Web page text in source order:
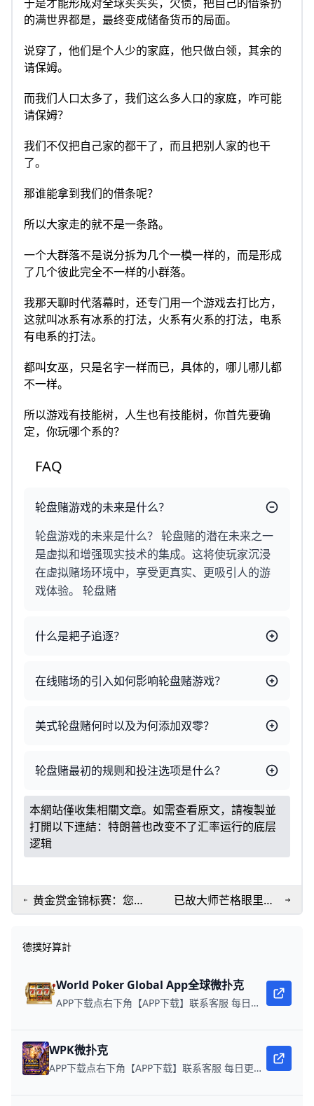
的满世界都是，最终变成储备货币的局面。
说穿了，他们是个人少的家庭，他只做白领，其余的
请保姆。
而我们人口太多了，我们这么多人口的家庭，咋可能
请保姆？
我们不仅把自己家的都干了，而且把别人家的也干
了。
那谁能拿到我们的借条呢？
所以大家走的就不是一条路。
一个大群落不是说分拆为几个一模一样的，而是形成
了几个彼此完全不一样的小群落。
我那天聊时代落幕时，还专门用一个游戏去打比方，
这就叫冰系有冰系的打法，火系有火系的打法，电系
有电系的打法。
都叫女巫，只是名字一样而已，具体的，哪儿哪儿都
不一样。
所以游戏有技能树，人生也有技能树，你首先要确
定，你玩哪个系的？
FAQ
轮盘赌游戏的未来是什么？
轮盘游戏的未来是什么？ 轮盘赌的潜在未来之一
是虚拟和增强现实技术的集成。这将使玩家沉浸
在虚拟赌场环境中，享受更真实、更吸引人的游
戏体验。 轮盘赌
什么是耙子追逐？
在线赌场的引入如何影响轮盘赌游戏？
美式轮盘赌何时以及为何添加双零？
轮盘赌最初的规则和投注选项是什么？
本網站僅收集相關文章。如需查看原文，請複製並
打開以下連結： 特朗普也改变不了汇率运行的底层
逻辑
黄金赏金锦标赛：您的
每周在WPT Global上
已故大师芒格眼里的
特朗普，简直是个P2P
德撲好算計
World Poker Global App全球微扑克
APP下载点右下角【APP下载】联系客服 每日更新可用链接 在线玩扑克，赢取真钱。
WPK微扑克
APP下载点右下角【APP下载】联系客服 每日更新可用链接 微扑克 WPK真人在线约局，wepoker德州约局，加微信客服上下分，领WPK钻石。